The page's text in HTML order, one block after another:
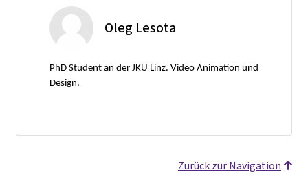
Oleg Lesota
PhD Student an der JKU Linz. Video Animation und
Design.
Zurück zur Navigation